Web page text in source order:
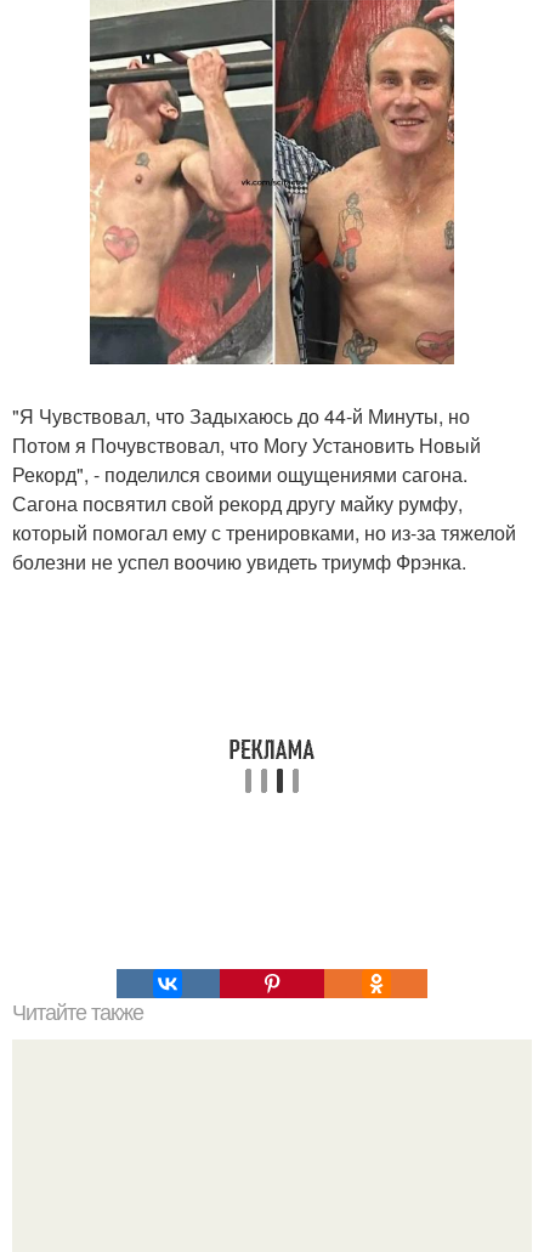
"Я Чувствовал, что Задыхаюсь до 44-й Минуты, но
Потом я Почувствовал, что Могу Установить Новый
Рекорд", - поделился своими ощущениями сагона.
Сагона посвятил свой рекорд другу майку румфу,
который помогал ему с тренировками, но из-за тяжелой
болезни не успел воочию увидеть триумф Фрэнка.
Читайте также